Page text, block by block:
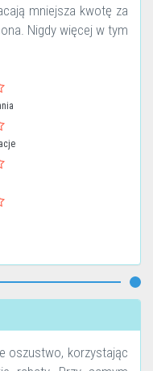
mniejsza kwotę za
Nigdy więcej w tym
oszustwo, korzystając